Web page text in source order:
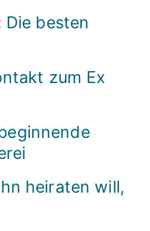
Die besten
zum Ex
heiraten will,